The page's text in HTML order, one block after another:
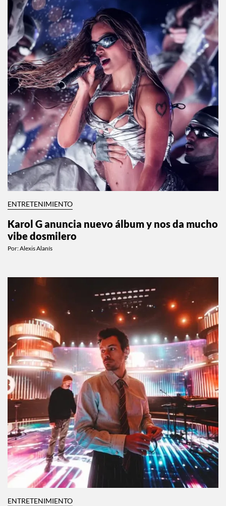
ENTRETENIMIENTO
Karol G anuncia nuevo álbum y nos da mucho
vibe dosmilero
Por:Alexis Alanís
ENTRETENIMIENTO